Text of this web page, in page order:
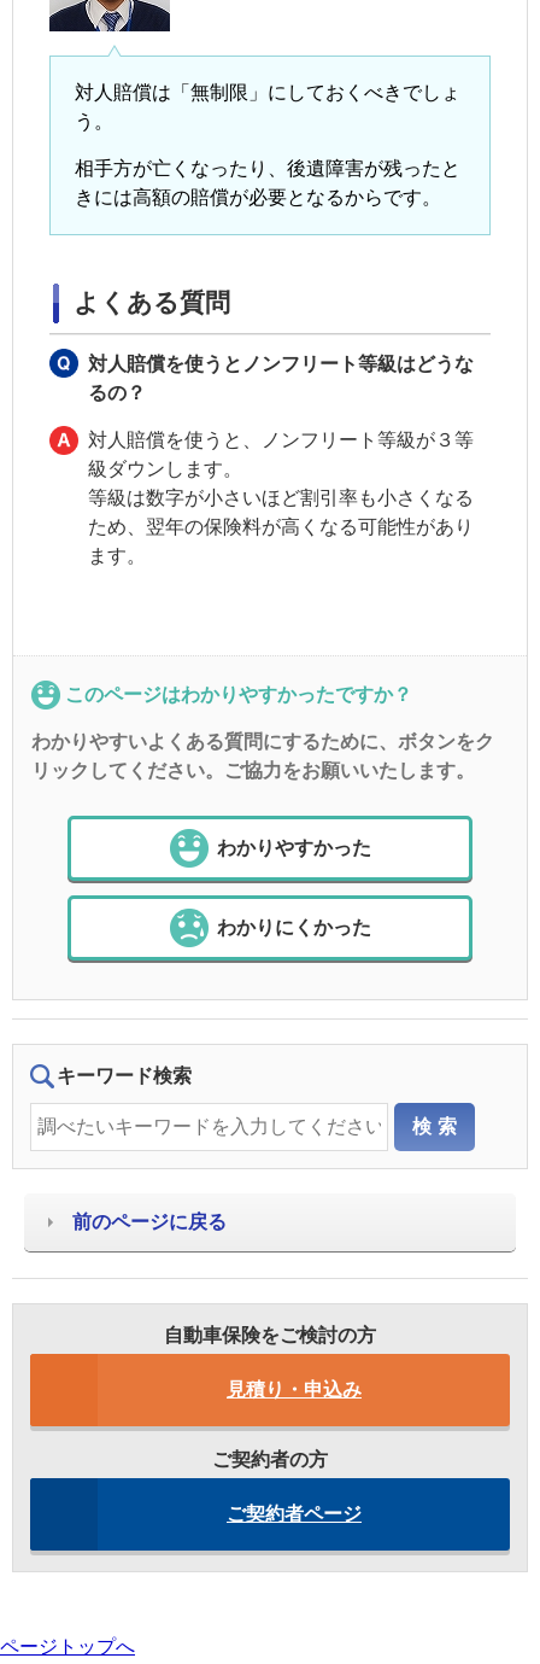
対人賠償は「無制限」にしておくべきでしょ
う。
相手方が亡くなったり、後遺障害が残ったと
きには高額の賠償が必要となるからです。
よくある質問
対人賠償を使うとノンフリート等級はどうな
るの？
対人賠償を使うと、ノンフリート等級が３等
級ダウンします。
等級は数字が小さいほど割引率も小さくなる
ため、翌年の保険料が高くなる可能性があり
ます。
このページはわかりやすかったですか？
わかりやすいよくある質問にするために、ボタンをク
リックしてください。ご協力をお願いいたします。
わかりやすかった
わかりにくかった
キーワード検索
前のページに戻る
自動車保険をご検討の方
見積り・申込み
ご契約者の方
ご契約者ページ
ページトップへ